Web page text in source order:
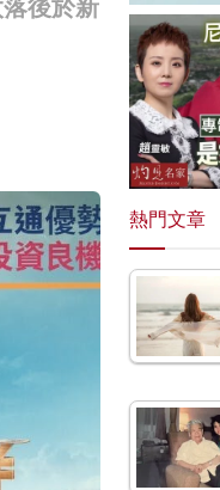
後於新
熱門文章